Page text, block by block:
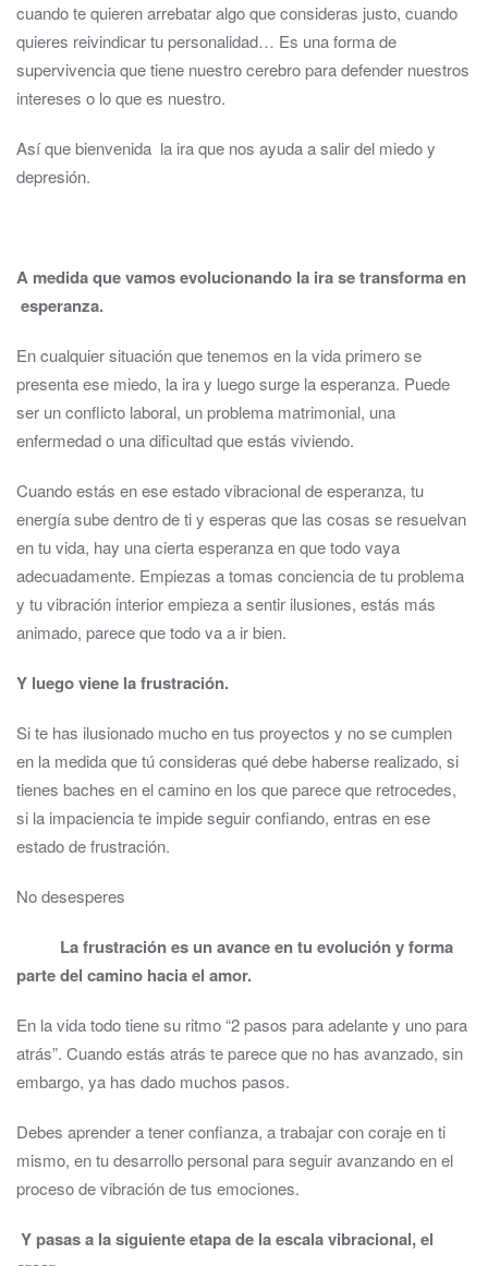
cuando te quieren arrebatar algo que consideras justo, cuando
quieres reivindicar tu personalidad… Es una forma de
supervivencia que tiene nuestro cerebro para defender nuestros
intereses o lo que es nuestro.
Así que bienvenida la ira que nos ayuda a salir del miedo y
depresión.
A medida que vamos evolucionando la ira se transforma en
esperanza.
En cualquier situación que tenemos en la vida primero se
presenta ese miedo, la ira y luego surge la esperanza. Puede
ser un conflicto laboral, un problema matrimonial, una
enfermedad o una dificultad que estás viviendo.
Cuando estás en ese estado vibracional de esperanza, tu
energía sube dentro de ti y esperas que las cosas se resuelvan
en tu vida, hay una cierta esperanza en que todo vaya
adecuadamente. Empiezas a tomas conciencia de tu problema
y tu vibración interior empieza a sentir ilusiones, estás más
animado, parece que todo va a ir bien.
Y luego viene la frustración.
Si te has ilusionado mucho en tus proyectos y no se cumplen
en la medida que tú consideras qué debe haberse realizado, si
tienes baches en el camino en los que parece que retrocedes,
si la impaciencia te impide seguir confiando, entras en ese
estado de frustración.
No desesperes
La frustración es un avance en tu evolución y forma
parte del camino hacia el amor.
En la vida todo tiene su ritmo “2 pasos para adelante y uno para
atrás”. Cuando estás atrás te parece que no has avanzado, sin
embargo, ya has dado muchos pasos.
Debes aprender a tener confianza, a trabajar con coraje en ti
mismo, en tu desarrollo personal para seguir avanzando en el
proceso de vibración de tus emociones.
Y pasas a la siguiente etapa de la escala vibracional, el